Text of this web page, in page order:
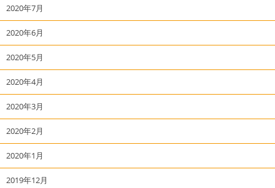
2020年7月
2020年6月
2020年5月
2020年4月
2020年3月
2020年2月
2020年1月
2019年12月